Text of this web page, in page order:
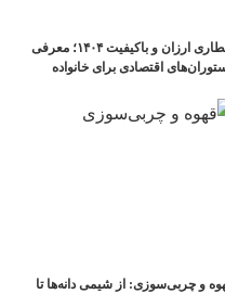
افطاری ارزان و باکیفیت ۱۴۰۴؛ معرفی
اقتصادی برای خانواده
و چربی‌سوزی: از شیمی دانه‌ها تا